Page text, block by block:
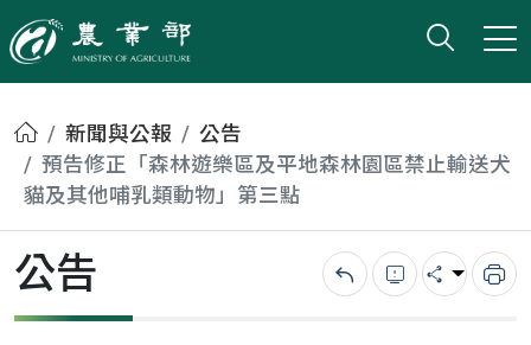
農業部
打開
小版
首頁新聞與公報
公告
預告修正「森林遊樂區及平地森林園區禁止輸送犬
貓及其他哺乳類動物」第三點
公告 回上一頁錯誤回報
分享 列